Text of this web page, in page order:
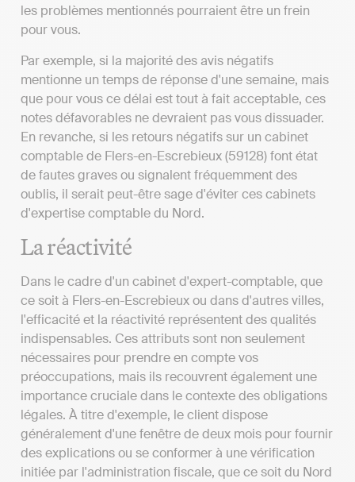
les problèmes mentionnés pourraient être un frein
pour vous.
Par exemple, si la majorité des avis négatifs
mentionne un temps de réponse d'une semaine, mais
que pour vous ce délai est tout à fait acceptable, ces
notes défavorables ne devraient pas vous dissuader.
En revanche, si les retours négatifs sur un cabinet
comptable de Flers-en-Escrebieux (59128) font état
de fautes graves ou signalent fréquemment des
oublis, il serait peut-être sage d'éviter ces cabinets
d'expertise comptable du Nord.
La réactivité
Dans le cadre d'un cabinet d'expert-comptable, que
ce soit à Flers-en-Escrebieux ou dans d'autres villes,
l'efficacité et la réactivité représentent des qualités
indispensables. Ces attributs sont non seulement
nécessaires pour prendre en compte vos
préoccupations, mais ils recouvrent également une
importance cruciale dans le contexte des obligations
légales. À titre d'exemple, le client dispose
généralement d'une fenêtre de deux mois pour fournir
des explications ou se conformer à une vérification
initiée par l'administration fiscale, que ce soit du Nord